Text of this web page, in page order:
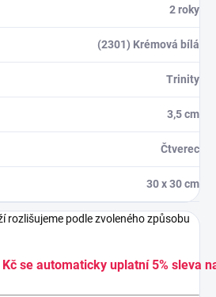
2 roky
(2301) Krémová bílá
Trinity
3,5 cm
Čtverec
30 x 30 cm
rozlišujeme podle zvoleného způsobu
se automaticky uplatní 5% sleva